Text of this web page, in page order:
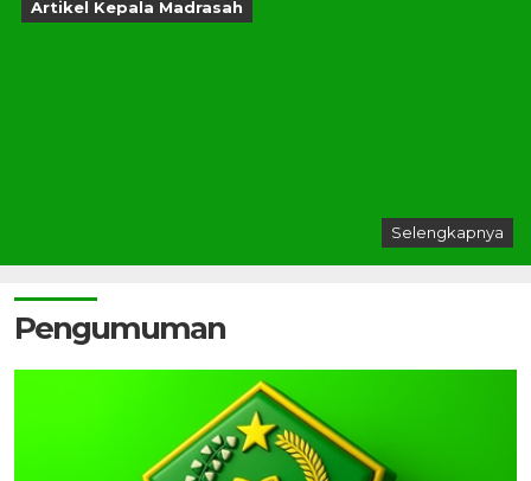
Artikel Kepala Madrasah
Selengkapnya
Pengumuman